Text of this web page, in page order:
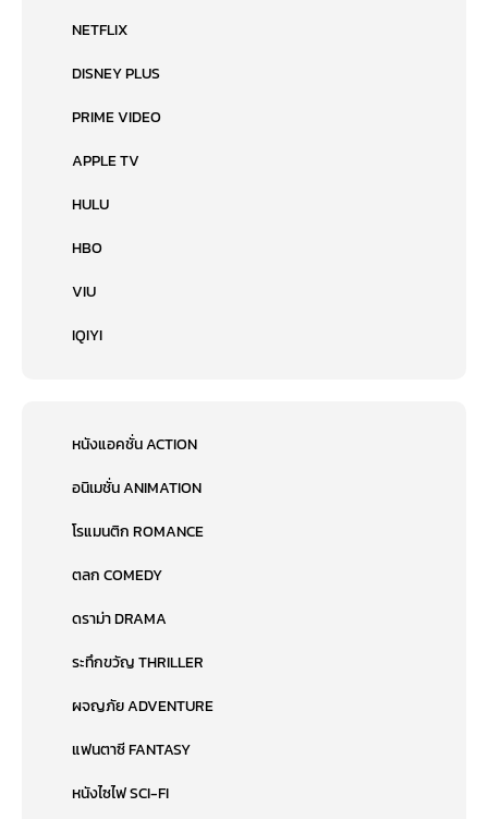
NETFLIX
DISNEY PLUS
PRIME VIDEO
APPLE TV
HULU
HBO
VIU
IQIYI
หนังแอคชั่น ACTION
อนิเมชั่น ANIMATION
โรแมนติก ROMANCE
ตลก COMEDY
ดราม่า DRAMA
ระทึกขวัญ THRILLER
ผจญภัย ADVENTURE
แฟนตาซี FANTASY
หนังไซไฟ SCI-FI